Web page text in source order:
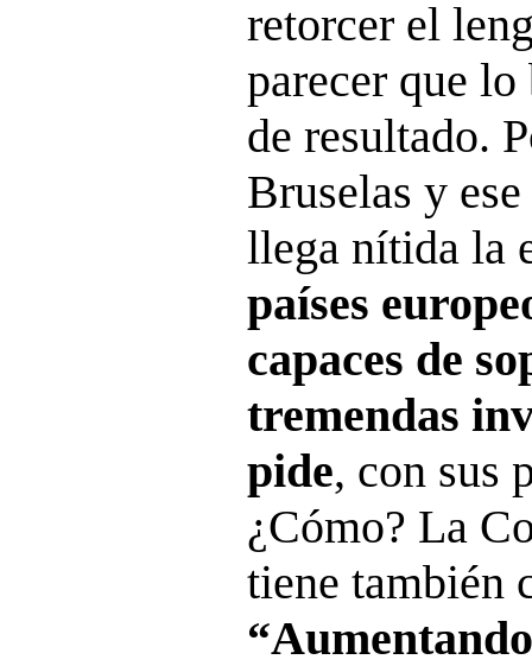
retorcer el
parecer que
de resultado.
Bruselas y
llega nítida la
países
capaces de
tremendas
pide, con sus
¿Cómo? La
tiene también